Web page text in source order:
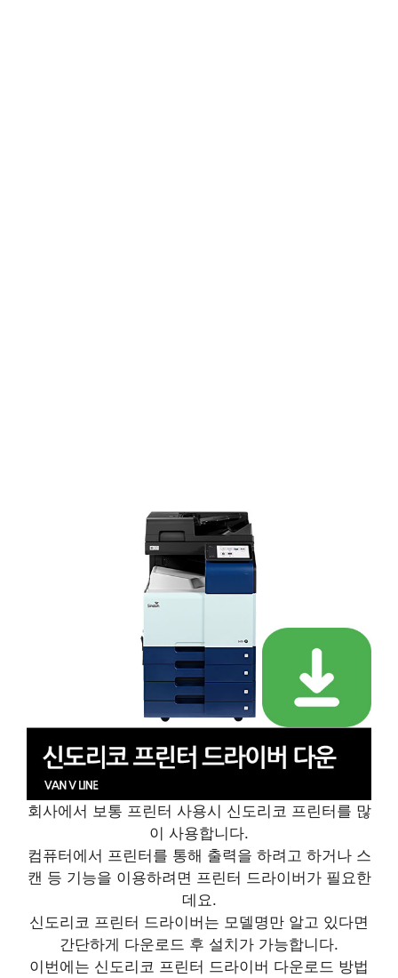
회사에서 보통 프린터 사용시 신도리코 프린터를 많
이 사용합니다.
컴퓨터에서 프린터를 통해 출력을 하려고 하거나 스
캔 등 기능을 이용하려면 프린터 드라이버가 필요한
데요.
신도리코 프린터 드라이버는 모델명만 알고 있다면
간단하게 다운로드 후 설치가 가능합니다.
이번에는 신도리코 프린터 드라이버 다운로드 방법